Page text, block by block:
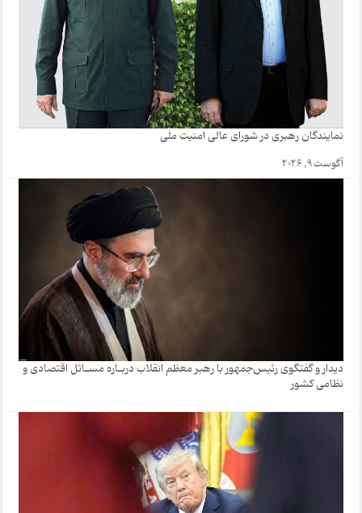
نمایندگان رهبری در شورای عالی امنیت ملی
آگوست 9, 2026
دیدار و گفتگوی رئیس‌جمهور با رهبر معظم انقلاب دربـاره مسـائل اقتصادی و
نظامی کشور